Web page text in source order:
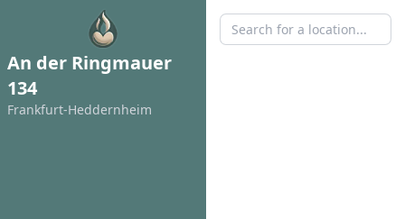
An der Ringmauer
134
Frankfurt-Heddernheim